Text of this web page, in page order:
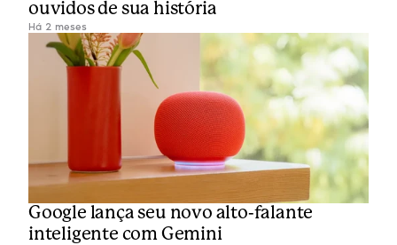
ouvidos de sua história
Há 2 meses
Google lança seu novo alto-falante
inteligente com Gemini